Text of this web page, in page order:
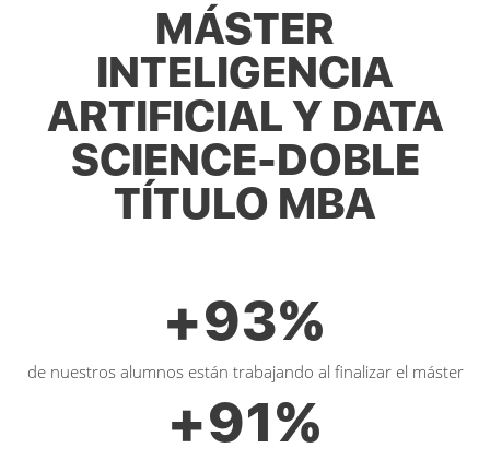
MÁSTER
INTELIGENCIA
ARTIFICIAL Y DATA
SCIENCE-DOBLE
TÍTULO MBA
+93%
de nuestros alumnos están trabajando al finalizar el máster
+91%